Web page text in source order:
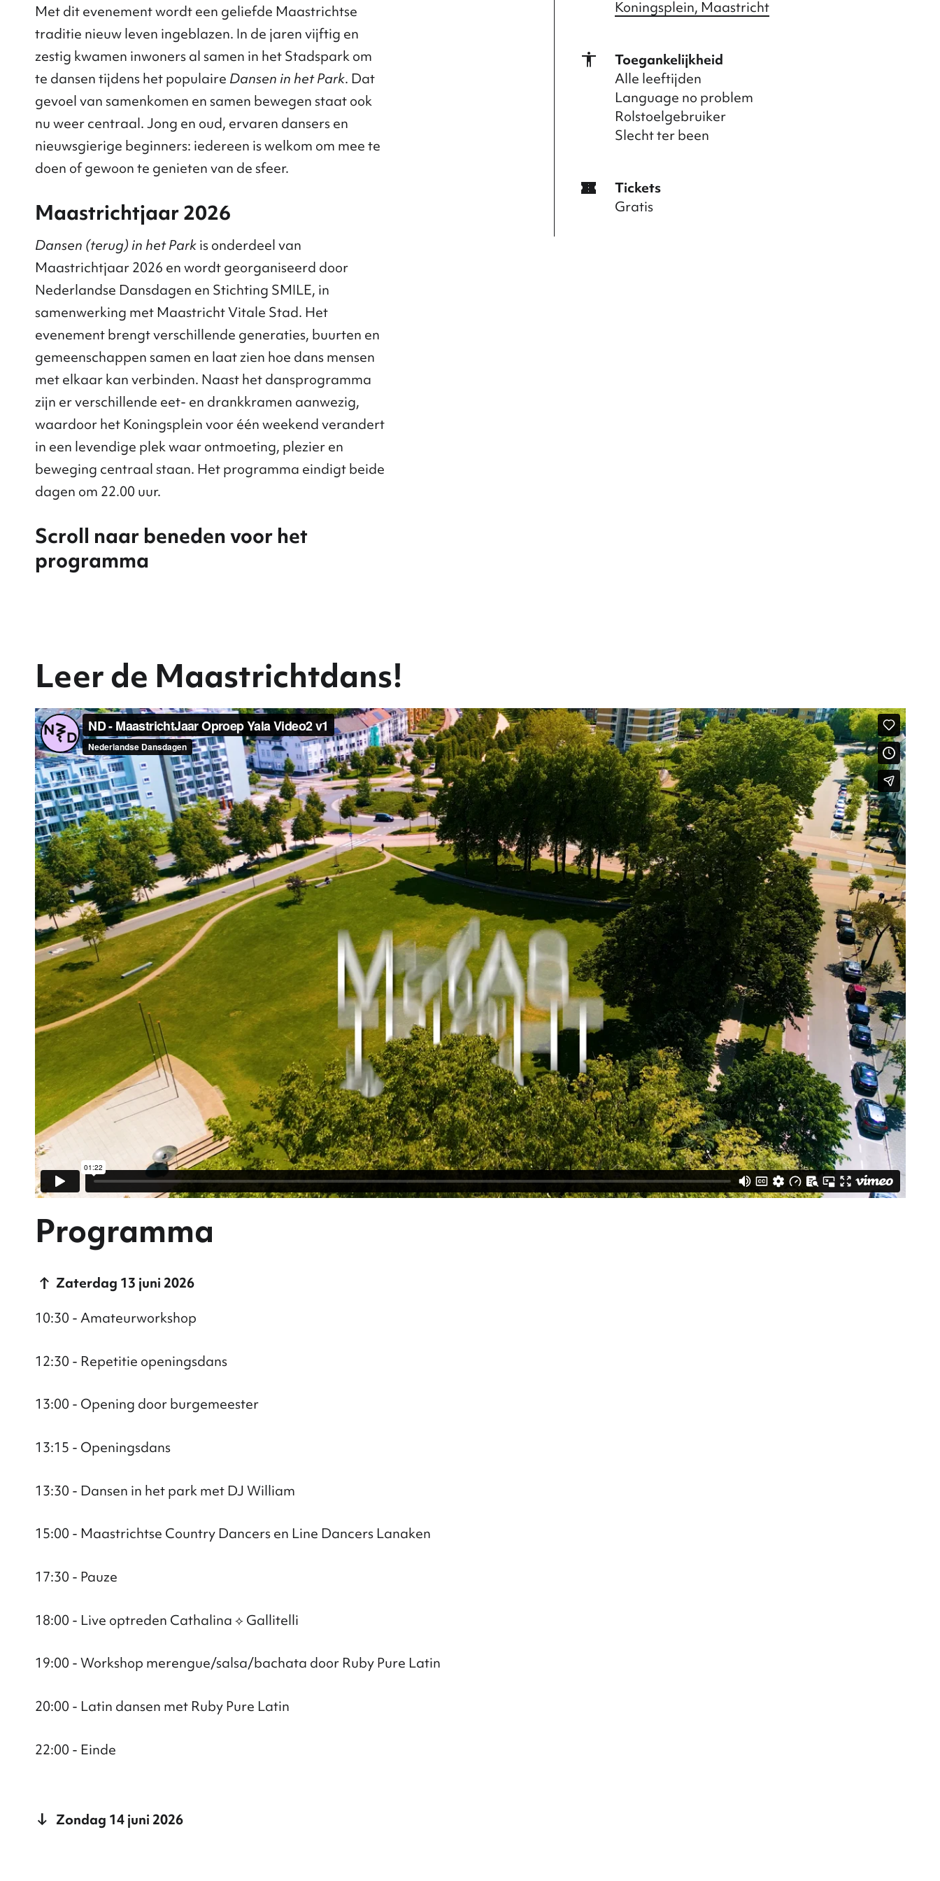
Met dit evenement wordt een geliefde Maastrichtse
traditie nieuw leven ingeblazen. In de jaren vijftig en
zestig kwamen inwoners al samen in het Stadspark om
te dansen tijdens het populaire Dansen in het Park. Dat
gevoel van samenkomen en samen bewegen staat ook
nu weer centraal. Jong en oud, ervaren dansers en
nieuwsgierige beginners: iedereen is welkom om mee te
doen of gewoon te genieten van de sfeer.
Maastrichtjaar 2026
Dansen (terug) in het Parkis onderdeel van
Maastrichtjaar 2026 en wordt georganiseerd door
Nederlandse Dansdagen en Stichting SMILE, in
samenwerking met Maastricht Vitale Stad. Het
evenement brengt verschillende generaties, buurten en
gemeenschappen samen en laat zien hoe dans mensen
met elkaar kan verbinden. Naast het dansprogramma
zijn er verschillende eet- en drankkramen aanwezig,
waardoor het Koningsplein voor één weekend verandert
in een levendige plek waar ontmoeting, plezier en
beweging centraal staan. Het programma eindigt beide
dagen om 22.00 uur.
Scroll naar beneden voor het
programma
Koningsplein, Maastricht
accessibility
Toegankelijkheid
Alle leeftijden
Language no problem
Rolstoelgebruiker
Slecht ter been
confirmation_number
Tickets
Gratis
Leer de Maastrichtdans!
Programma
Zaterdag 13 juni 2026
10:30 - Amateurworkshop
12:30 - Repetitie openingsdans
13:00 - Opening door burgemeester
13:15 - Openingsdans
13:30 - Dansen in het park met DJ William
15:00 - Maastrichtse Country Dancers en Line Dancers Lanaken
17:30 - Pauze
18:00 - Live optreden Cathalina ⟡ Gallitelli
19:00 - Workshop merengue/salsa/bachata door Ruby Pure Latin
20:00 - Latin dansen met Ruby Pure Latin
22:00 - Einde
Zondag 14 juni 2026